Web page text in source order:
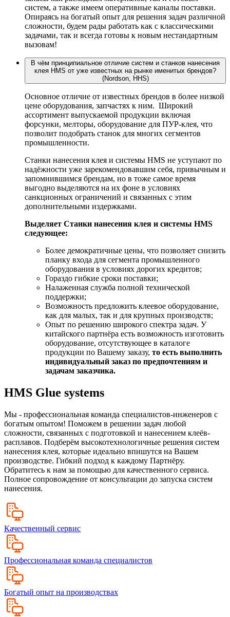
систем, а также имеем оперативные каналы поставки.
Опираясь на богатый опыт для решения задач различной
сложности, будем рады работать как с классическими
задачами, так и всегда готовы к новым нестандартным
вызовам!
В чём принципиальное отличие систем и станков нанесения
клея HMS от уже известных на рынке именитых брендов?
(Nordson, HHS)
Основное отличие от известных брендов в более низкой
цене оборудования, запчастях к ним. Широкий
ассортимент выпускаемой продукции включая
форсунки, мелторы, оборудование для ПУР-клея, что
позволит подобрать станок для многих сегментов
промышленности.
Станки нанесения клея и системы HMS не уступают по
надёжности уже зарекомендовавшим себя, привычным и
запомнившимся брендам, но в тоже самое время
выгодно выделяются на их фоне в условиях
санкционных ограничений и связанных с этим
дополнительными издержками.
Выделяет Станки нанесения клея и системы HMS
следующее:
Более демократичные цены, что позволяет снизить
планку входа для сегмента промышленного
оборудования в условиях дорогих кредитов;
Гораздо гибкие сроки поставки;
Налаженная служба полной технической
поддержки;
Возможность предложить клеевое оборудование,
как для малых, так и для крупных производств;
Опыт по решению широкого спектра задач. У
китайского партнёра есть возможность изготовить
оборудование, отсутствующее в каталоге
продукции по Вашему заказу, то есть выполнить
индивидуальный заказ по предпочтениям и
задачам заказчика.
HMS Glue systems
Мы - профессиональная команда специалистов-инженеров с
богатым опытом! Поможем в решении задач любой
сложности, связанных с подготовкой и нанесением клеёв-
расплавов. Подберём высокотехнологичные решения систем
нанесения клея, которые идеально впишутся на Вашем
производстве. Гибкий подход к каждому Партнёру.
Обратитесь к нам за помощью для качественного сервиса.
Полное сопровождение от консультации до запуска систем
нанесения.
Качественный сервис
Профессиональная команда специалистов
Богатый опыт на производствах